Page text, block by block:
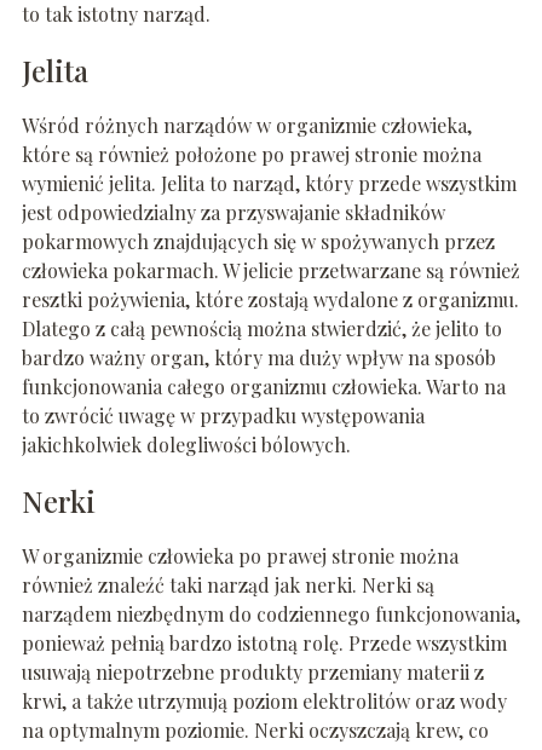
to tak istotny narząd.
Jelita
Wśród różnych narządów w organizmie człowieka,
które są również położone po prawej stronie można
wymienić jelita. Jelita to narząd, który przede wszystkim
jest odpowiedzialny za przyswajanie składników
pokarmowych znajdujących się w spożywanych przez
człowieka pokarmach. W jelicie przetwarzane są również
resztki pożywienia, które zostają wydalone z organizmu.
Dlatego z całą pewnością można stwierdzić, że jelito to
bardzo ważny organ, który ma duży wpływ na sposób
funkcjonowania całego organizmu człowieka. Warto na
to zwrócić uwagę w przypadku występowania
jakichkolwiek dolegliwości bólowych.
Nerki
W organizmie człowieka po prawej stronie można
również znaleźć taki narząd jak nerki. Nerki są
narządem niezbędnym do codziennego funkcjonowania,
ponieważ pełnią bardzo istotną rolę. Przede wszystkim
usuwają niepotrzebne produkty przemiany materii z
krwi, a także utrzymują poziom elektrolitów oraz wody
na optymalnym poziomie. Nerki oczyszczają krew, co